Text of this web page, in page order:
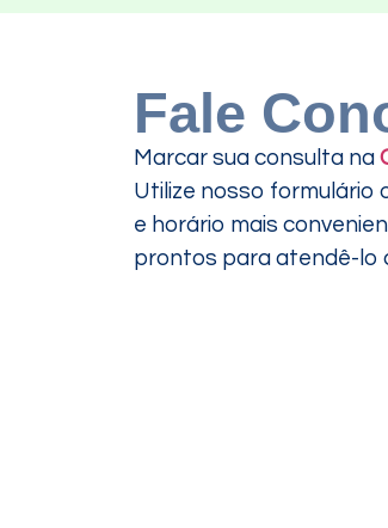
Fale
Marcar sua consulta na
Utilize nosso formulário
e horário mais
prontos para atendê-lo